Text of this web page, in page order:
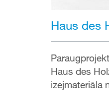
Haus des
Haus des
izejmateriāla